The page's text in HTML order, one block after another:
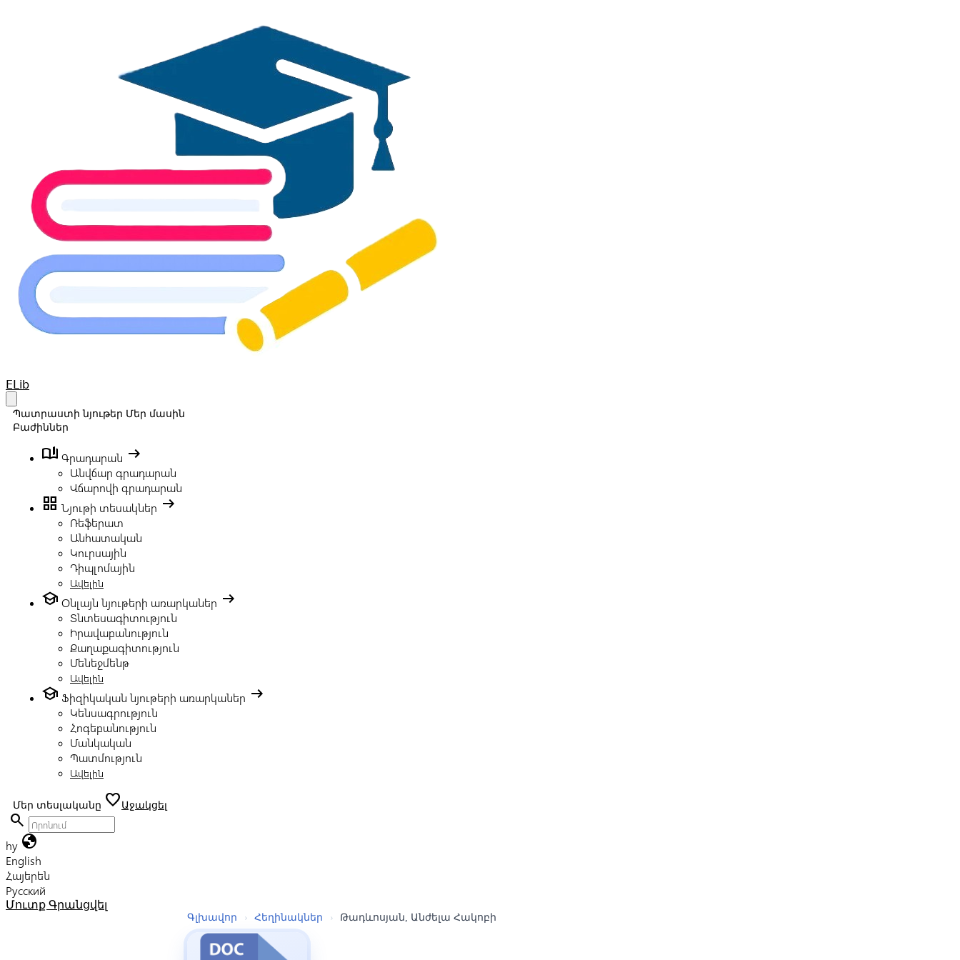
Your Company
ELib
Պատրաստի նյութեր Մեր մասին
Բաժիններ
book_ribbon Գրադարան arrow_right_alt
Անվճար գրադարան
Վճարովի գրադարան
grid_view Նյութի տեսակներ arrow_right_alt
Ռեֆերատ
Անհատական
Կուրսային
Դիպլոմային
Ավելին
school Օնլայն նյութերի առարկաներ arrow_right_alt
Տնտեսագիտություն
Իրավաբանություն
Քաղաքագիտություն
Մենեջմենթ
Ավելին
school Ֆիզիկական նյութերի առարկաներ arrow_right_alt
Կենսագրություն
Հոգեբանություն
Մանկական
Պատմություն
Ավելին
Մեր տեսլականը favoriteԱջակցել
search
hy globe
English
Հայերեն
Русский
Մուտք Գրանցվել
Գլխավոր › Հեղինակներ › Թադևոսյան, Անժելա Հակոբի